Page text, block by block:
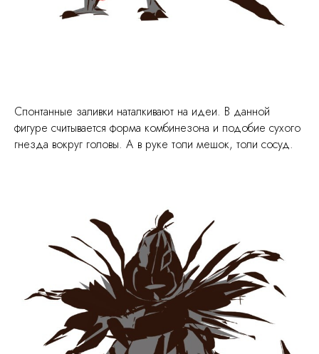
Спонтанные заливки наталкивают на идеи. В данной
фигуре считывается форма комбинезона и подобие сухого
гнезда вокруг головы. А в руке толи мешок, толи сосуд.